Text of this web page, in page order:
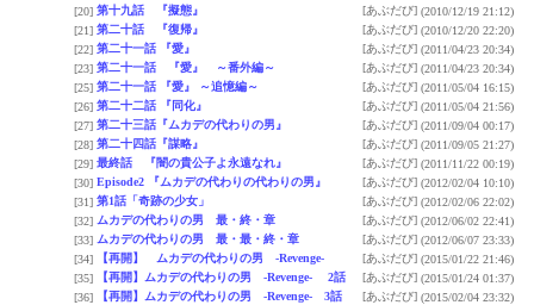
[20] 第十九話 『擬態』 [あぶだび] (2010/12/19 21:12)
[21] 第二十話 『復帰』 [あぶだび] (2010/12/20 22:20)
[22] 第二十一話 『愛』 [あぶだび] (2011/04/23 20:34)
[23] 第二十一話 『愛』 ～番外編～ [あぶだび] (2011/04/23 20:34)
[25] 第二十一話 『愛』 ～追憶編～ [あぶだび] (2011/05/04 16:15)
[26] 第二十二話 『同化』 [あぶだび] (2011/05/04 21:56)
[27] 第二十三話『ムカデの代わりの男』 [あぶだび] (2011/09/04 00:17)
[28] 第二十四話『謀略』 [あぶだび] (2011/09/05 21:27)
[29] 最終話 『闇の貴公子よ永遠なれ』 [あぶだび] (2011/11/22 00:19)
[30] Episode2 『ムカデの代わりの代わりの男』 [あぶだび] (2012/02/04 10:10)
[31] 第1話「奇跡の少女」 [あぶだび] (2012/02/06 22:02)
[32] ムカデの代わりの男 最・終・章 [あぶだび] (2012/06/02 22:41)
[33] ムカデの代わりの男 最・最・終・章 [あぶだび] (2012/06/07 23:33)
[34]
【再開】 ムカデの代わりの男 -Revenge- [あぶだび] (2015/01/22 21:46)
[35]
【再開】ムカデの代わりの男 -Revenge- 2話 [あぶだび] (2015/01/24 01:37)
[36]
【再開】ムカデの代わりの男 -Revenge- 3話 [あぶだび] (2015/02/04 23:32)